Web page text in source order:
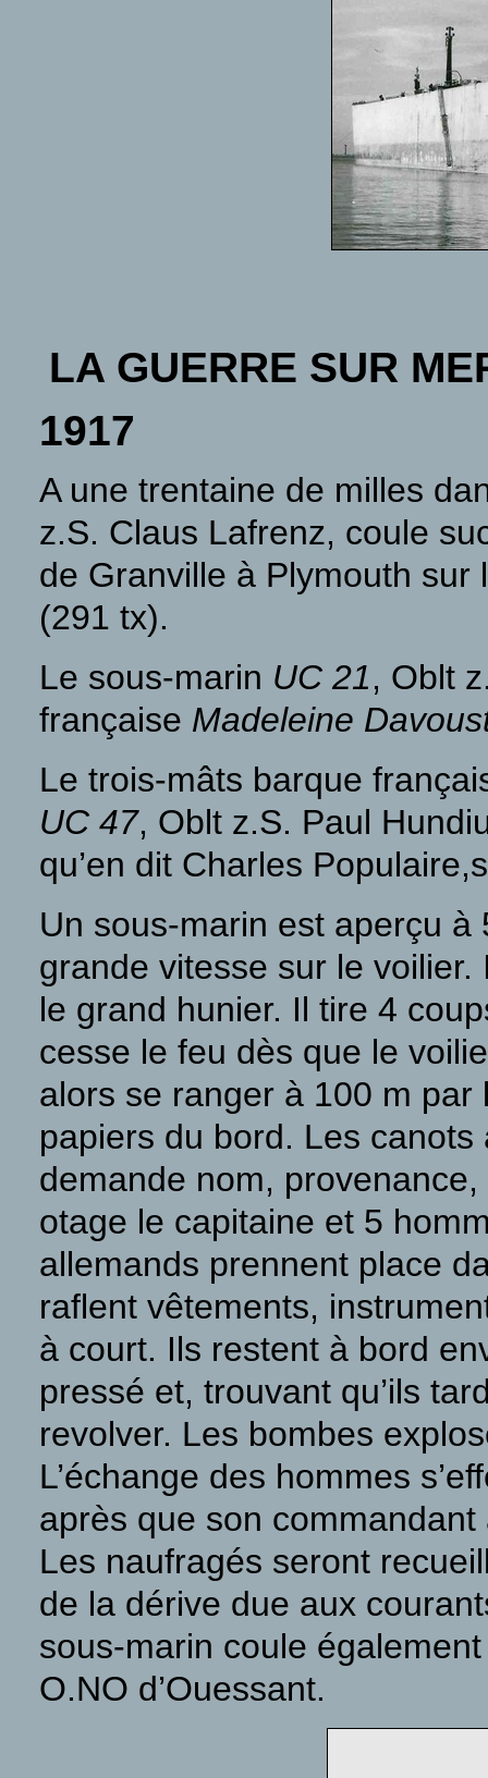
LA GUERRE SUR
1917
A une trentaine de milles
z.S. Claus Lafrenz, coule
de Granville à Plymouth
(291 tx).
Le sous-marin UC 21, Oblt
française Madeleine
Le trois-mâts barque
UC 47, Oblt z.S. Paul
qu’en dit Charles
Un sous-marin est aperçu
grande vitesse sur le
le grand hunier. Il tire 4
cesse le feu dès que le
alors se ranger à 100 m par
papiers du bord. Les
demande nom,
otage le capitaine et 5
allemands prennent place
raflent vêtements,
à court. Ils restent à bord
pressé et, trouvant qu’ils
revolver. Les bombes
L’échange des hommes
après que son
Les naufragés seront
de la dérive due aux
sous-marin coule
O.NO d’Ouessant.